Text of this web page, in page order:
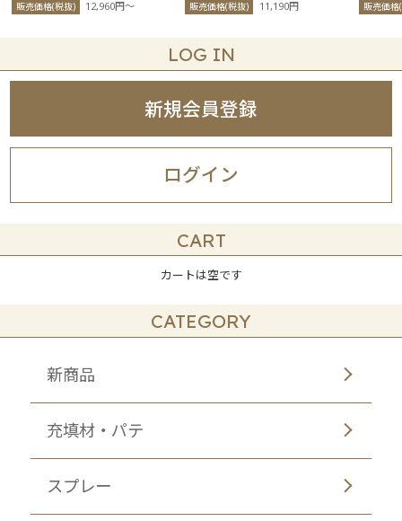
販売価格(税抜) 12,960円〜 販売価格(税抜) 11,190円 販売価格
LOG IN
ログイン
新規会員登録
CART
カートは空です
CATEGORY
新商品
充填材・パテ
スプレー